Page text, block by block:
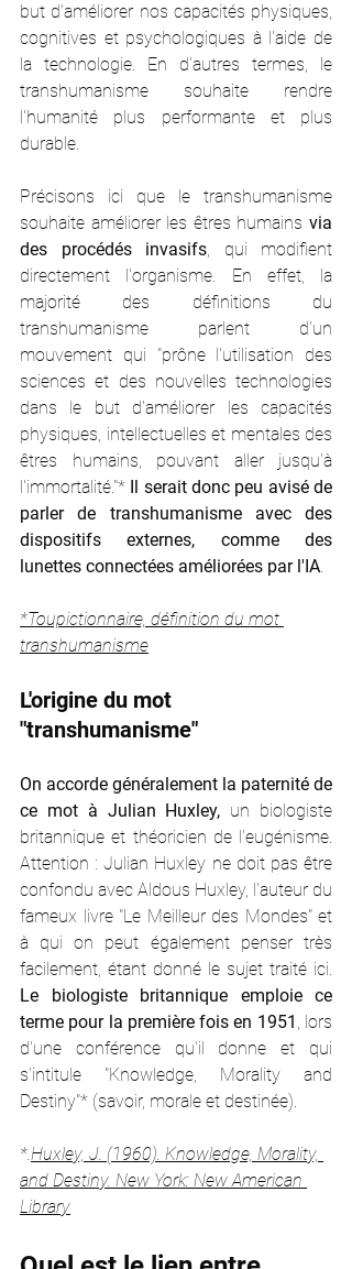
but d'améliorer nos capacités physiques,
cognitives et psychologiques à l'aide de
la technologie. En d'autres termes, le
transhumanisme souhaite rendre
l'humanité plus performante et plus
durable.
Précisons ici que le transhumanisme
souhaite améliorer les êtres humains via
des procédés invasifs, qui modifient
directement l'organisme. En effet, la
majorité des définitions du
transhumanisme parlent d'un
mouvement qui "prône l'utilisation des
sciences et des nouvelles technologies
dans le but d'améliorer les capacités
physiques, intellectuelles et mentales des
êtres humains, pouvant aller jusqu'à
l'immortalité."*
Il serait donc peu avisé de
parler de transhumanisme avec des
dispositifs externes, comme des
lunettes connectées améliorées par l'IA.
*Toupictionnaire, définition du mot
transhumanisme
L'origine du mot
"transhumanisme"
On accorde généralement la paternité de
ce mot à Julian Huxley, un biologiste
britannique et théoricien de l'eugénisme.
Attention : Julian Huxley ne doit pas être
confondu avec Aldous Huxley, l'auteur du
fameux livre "Le Meilleur des Mondes" et
à qui on peut également penser très
Le biologiste britannique emploie ce
terme pour la première fois en 1951 , lors
d'une conférence qu'il donne et qui
s'intitule "Knowledge, Morality and
Destiny"* (savoir, morale et destinée).
*.Huxley, J. (1960). Knowledge, Morality,
and Destiny. New York: New American
Library